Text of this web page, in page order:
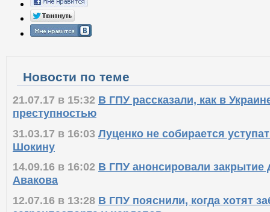
Новости по теме
21.07.17 в 15:32 В ГПУ рассказали, как в
преступностью
31.03.17 в 16:03 Луценко не собирается
Шокину
14.09.16 в 16:02 В ГПУ анонсировали закрытие
Авакова
12.07.16 в 13:28 В ГПУ пояснили, когда хотят